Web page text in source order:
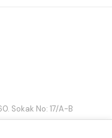
Sokak No: 17/A-B